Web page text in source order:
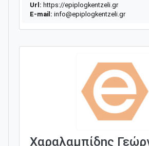
Url: https://epiplogkentzeli.gr
E-mail: info@epiplogkentzeli.gr
Χαραλαμπίδης